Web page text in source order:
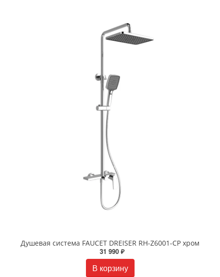
Душевая система FAUCET DREISER RH-Z6001-CP хром
31 990 ₽
В корзину